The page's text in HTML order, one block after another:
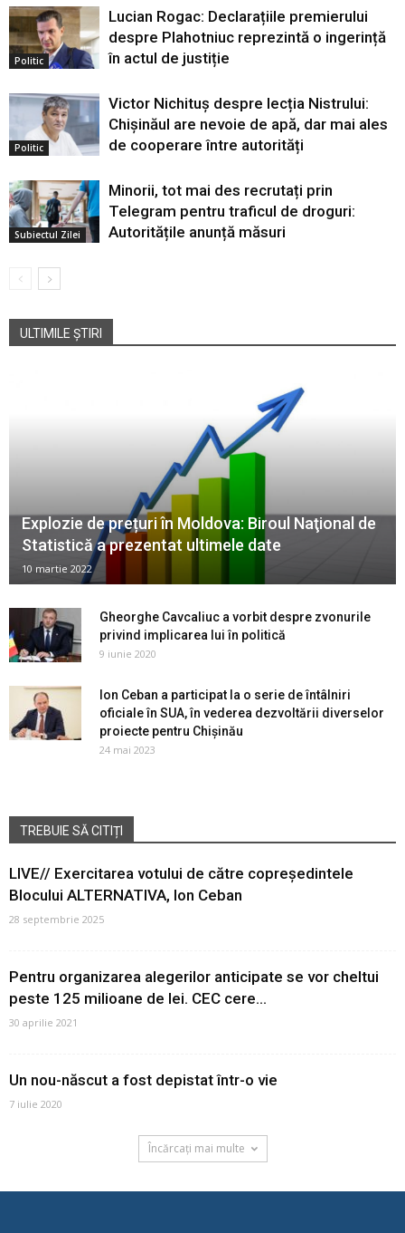
Politic
Lucian Rogac: Declarațiile premierului
despre Plahotniuc reprezintă o ingerință
în actul de justiție
Politic
Victor Nichituș despre lecția Nistrului:
Chișinăul are nevoie de apă, dar mai ales
de cooperare între autorități
Subiectul Zilei
Minorii, tot mai des recrutați prin
Telegram pentru traficul de droguri:
Autoritățile anunță măsuri
ULTIMILE ȘTIRI
Explozie de prețuri în Moldova: Biroul Naţional de
Statistică a prezentat ultimele date
10 martie 2022
Gheorghe Cavcaliuc a vorbit despre zvonurile
privind implicarea lui în politică
9 iunie 2020
Ion Ceban a participat la o serie de întâlniri
oficiale în SUA, în vederea dezvoltării diverselor
proiecte pentru Chișinău
24 mai 2023
TREBUIE SĂ CITIȚI
LIVE// Exercitarea votului de către copreședintele
Blocului ALTERNATIVA, Ion Ceban
28 septembrie 2025
Pentru organizarea alegerilor anticipate se vor cheltui
peste 125 milioane de lei. CEC cere...
30 aprilie 2021
Un nou-născut a fost depistat într-o vie
7 iulie 2020
Încărcați mai multe